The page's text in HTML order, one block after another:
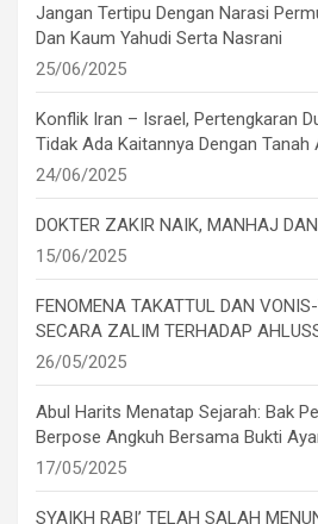
Jangan Tertipu Dengan Narasi
Dan Kaum Yahudi Serta Nasrani
25/06/2025
Konflik Iran – Israel, Pertengkaran
Tidak Ada Kaitannya Dengan Tanah
24/06/2025
DOKTER ZAKIR NAIK, MANHAJ
15/06/2025
FENOMENA TAKATTUL DAN
SECARA ZALIM TERHADAP
26/05/2025
Abul Harits Menatap Sejarah: Bak
Berpose Angkuh Bersama Bukti
17/05/2025
SYAIKH RABI’ TELAH SALAH